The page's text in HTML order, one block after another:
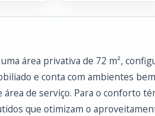
área privativa de 72 m²,
e conta com ambientes
de serviço. Para o conforto
que otimizam o